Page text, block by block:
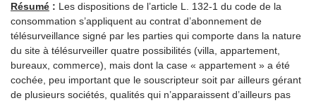
Résumé : Les dispositions de l’article L. 132-1 du code de la
consommation s’appliquent au contrat d’abonnement de
télésurveillance signé par les parties qui comporte dans la nature
du site à télésurveiller quatre possibilités (villa, appartement,
bureaux, commerce), mais dont la case « appartement » a été
cochée, peu important que le souscripteur soit par ailleurs gérant
de plusieurs sociétés, qualités qui n’apparaissent d’ailleurs pas